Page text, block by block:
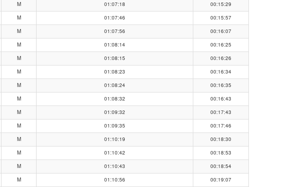
M 01:07:18
00:15:29
M 01:07:46
00:15:57
M 01:07:56
00:16:07
M 01:08:14
00:16:25
M 01:08:15
00:16:26
M 01:08:23
00:16:34
M 01:08:24
00:16:35
M 01:08:32
00:16:43
M 01:09:32
00:17:43
M 01:09:35
00:17:46
M 01:10:19
00:18:30
M 01:10:42
00:18:53
M 01:10:43
00:18:54
M 01:10:56
00:19:07